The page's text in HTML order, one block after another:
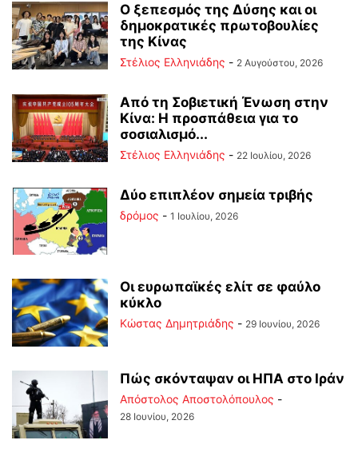
Ο ξεπεσμός της Δύσης και οι
δημοκρατικές πρωτοβουλίες
της Κίνας
Στέλιος Ελληνιάδης - 2 Αυγούστου, 2026
Από τη Σοβιετική Ένωση στην
Κίνα: Η προσπάθεια για το
σοσιαλισμό...
Στέλιος Ελληνιάδης - 22 Ιουλίου, 2026
Δύο επιπλέον σημεία τριβής
δρόμος - 1 Ιουλίου, 2026
Οι ευρωπαϊκές ελίτ σε φαύλο
κύκλο
Kώστας Δημητριάδης - 29 Ιουνίου, 2026
Πώς σκόνταψαν οι ΗΠΑ στο Ιράν
Απόστολος Αποστολόπουλος -
28 Ιουνίου, 2026